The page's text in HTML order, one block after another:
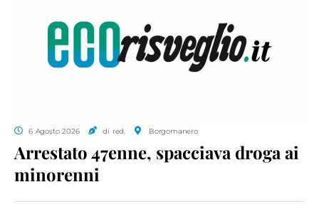
6 Agosto 2026 di red. Borgomanero
Arrestato 47enne, spacciava droga ai
minorenni